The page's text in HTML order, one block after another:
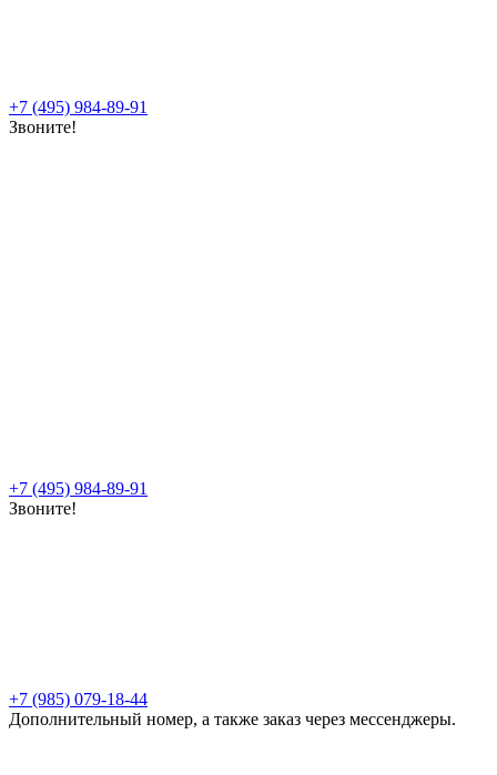
+7 (495) 984-89-91
Звоните!
+7 (495) 984-89-91
Звоните!
+7 (985) 079-18-44
Дополнительный номер, а также заказ через мессенджеры.